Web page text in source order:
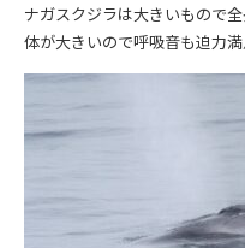
ナガスクジラは大きいもので
体が大きいので呼吸音も迫力